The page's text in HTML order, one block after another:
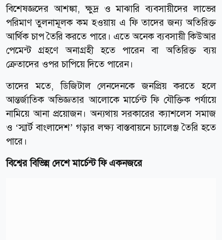
বিশেষজ্ঞদের আশঙ্কা, ক্ষুদ্র ও মাঝারি ব্যবসায়ীদের লাভের
পরিমাণ তুলনামূলক কম হওয়ায় এ ফি তাদের জন্য অতিরিক্ত
আর্থিক চাপ তৈরি করতে পারে। এতে অনেক ব্যবসায়ী কিউআর
পেমেন্ট গ্রহণে অনাগ্রহী হতে পারেন বা অতিরিক্ত ব্যয়
ক্রেতাদের ওপর চাপিয়ে দিতে পারেন।
তাদের মতে, ডিজিটাল লেনদেনকে জনপ্রিয় করতে হলে
আন্তর্জাতিক অভিজ্ঞতার আলোকে মার্চেন্ট ফি যৌক্তিক পর্যায়ে
নামিয়ে আনা প্রয়োজন। অন্যথায় সরকারের ক্যাশলেস সমাজ
ও ‘স্মার্ট বাংলাদেশ’ গড়ার লক্ষ্য বাস্তবায়নে চ্যালেঞ্জ তৈরি হতে
পারে।
বিশ্বের বিভিন্ন দেশে মার্চেন্ট ফি একনজরে